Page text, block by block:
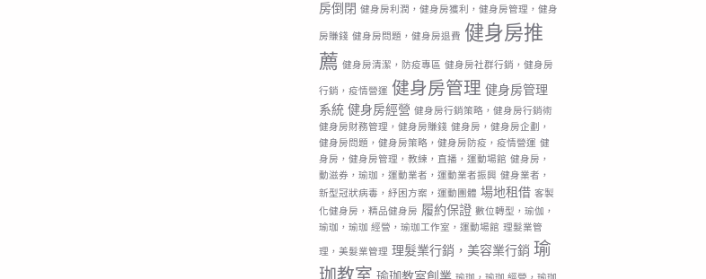
房倒閉 健身房利潤，健身房獲利，健身房管理，健身
房賺錢 健身房問題，健身房退費 健身房推
薦 健身房清潔，防疫專區 健身房社群行銷，健身房
行銷，疫情營運 健身房管理 健身房管理
系統 健身房經營 健身房行銷策略，健身房行銷術
健身房財務管理，健身房賺錢 健身房，健身房企劃，
健身房問題，健身房策略，健身房防疫，疫情營運 健
身房，健身房管理，教練，直播，運動場館 健身房，
動滋券，瑜珈，運動業者，運動業者振興 健身業者，
新型冠狀病毒，紓困方案，運動團體 場地租借 客製
化健身房，精品健身房 履約保證 數位轉型，瑜伽，
瑜珈，瑜珈 經營，瑜珈工作室，運動場館 理髮業管
理，美髮業管理 理髮業行銷，美容業行銷 瑜
珈教室